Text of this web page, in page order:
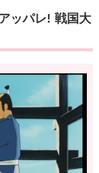
ッパレ! 戦国大